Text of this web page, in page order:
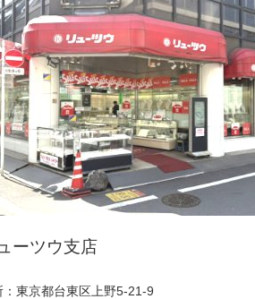
ーツウ支店
：東京都台東区上野5-21-9